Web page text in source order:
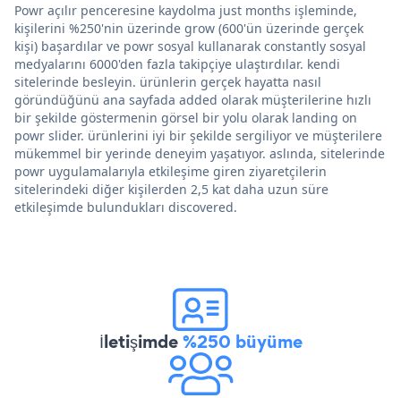
Powr açılır penceresine kaydolma just months işleminde,
kişilerini %250'nin üzerinde grow (600'ün üzerinde gerçek
kişi) başardılar ve powr sosyal kullanarak constantly sosyal
medyalarını 6000'den fazla takipçiye ulaştırdılar. kendi
sitelerinde besleyin. ürünlerin gerçek hayatta nasıl
göründüğünü ana sayfada added olarak müşterilerine hızlı
bir şekilde göstermenin görsel bir yolu olarak landing on
powr slider. ürünlerini iyi bir şekilde sergiliyor ve müşterilere
mükemmel bir yerinde deneyim yaşatıyor. aslında, sitelerinde
powr uygulamalarıyla etkileşime giren ziyaretçilerin
sitelerindeki diğer kişilerden 2,5 kat daha uzun süre
etkileşimde bulundukları discovered.
İletişimde%250 büyüme